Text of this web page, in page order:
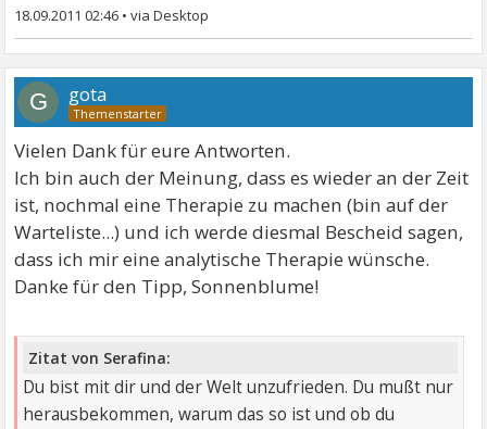
18.09.2011 02:46 •
G gota
Vielen Dank für eure Antworten.
Ich bin auch der Meinung, dass es wieder an der Zeit
ist, nochmal eine Therapie zu machen (bin auf der
Warteliste...) und ich werde diesmal Bescheid sagen,
dass ich mir eine analytische Therapie wünsche.
Danke für den Tipp, Sonnenblume!
Zitat von Serafina:
Du bist mit dir und der Welt unzufrieden. Du mußt nur
herausbekommen, warum das so ist und ob du